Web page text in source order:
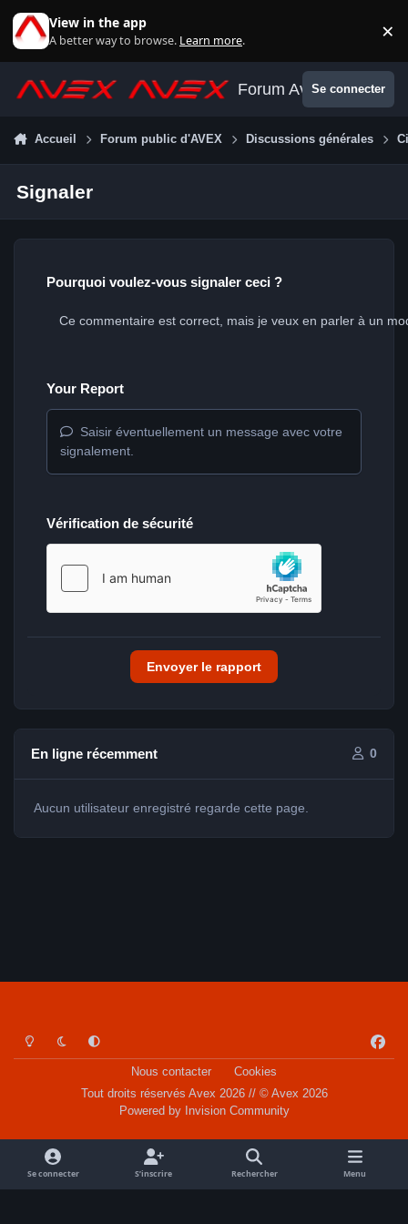
View in the app
A better way to browse. Learn more. ×
Forum AvexSe connecter
Accueil Forum public d'AVEX Discussions générales
Signaler
Pourquoi voulez-vous signaler ceci ?
Your Report
Saisir éventuellement un message avec votre
signalement.
Vérification de sécurité
Envoyer le rapport
En ligne récemment 0
Aucun utilisateur enregistré regarde cette page.
Light ModeDark ModeSystem Preference
a
o
k
Nous contacter
Cookies
Tout droits réservés Avex 2026 // © Avex 2026
Powered by Invision Community
Se connecter S’inscrire Rechercher Menu